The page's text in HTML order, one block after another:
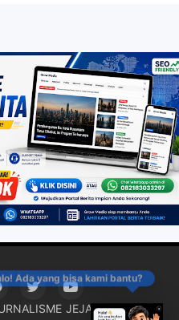
Ada yang bisa kami bantu?
JEJAK KRIMINAL